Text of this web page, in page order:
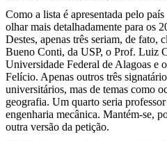
Como a lista é apresentada pelo
olhar mais detalhadamente para os
Destes, apenas três seriam, de fato,
Bueno Conti, da USP, o Prof. Luiz
Universidade Federal de Alagoas e
Felício. Apenas outros três
universitários, mas de temas como
geografia. Um quarto seria
engenharia mecânica. Mantém-se,
outra versão da petição.